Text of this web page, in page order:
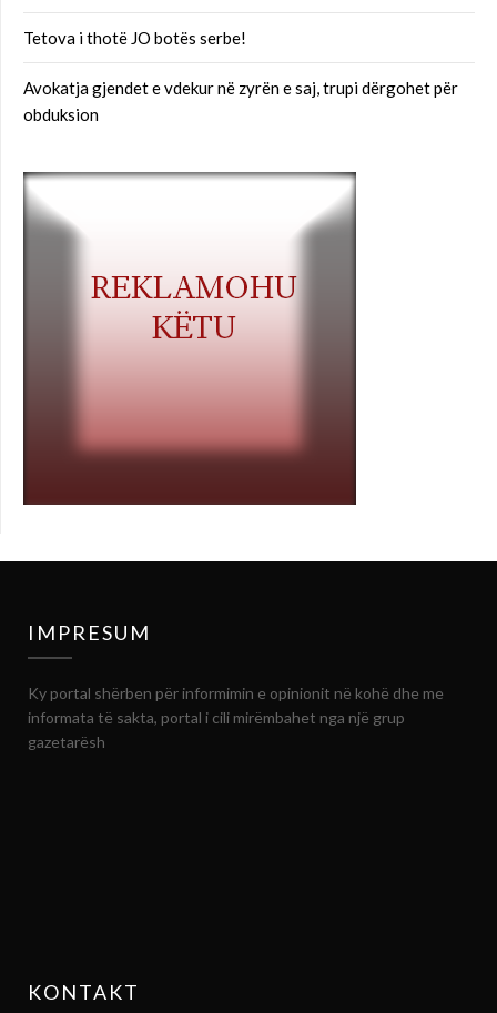
Tetova i thotë JO botës serbe!
Avokatja gjendet e vdekur në zyrën e saj, trupi dërgohet për
obduksion
IMPRESUM
Ky portal shërben për informimin e opinionit në kohë dhe me
informata të sakta, portal i cili mirëmbahet nga një grup
gazetarësh
KONTAKT